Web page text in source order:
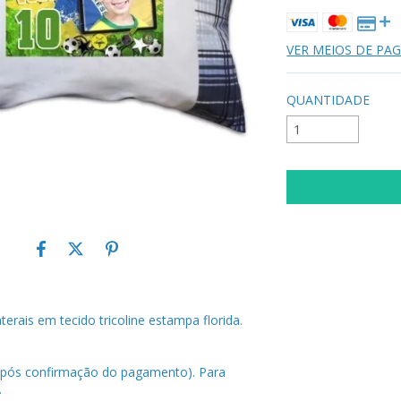
em tecido tricoline estampa florida.
confirmação do pagamento). Para
VER MEIOS DE
QUANTIDADE